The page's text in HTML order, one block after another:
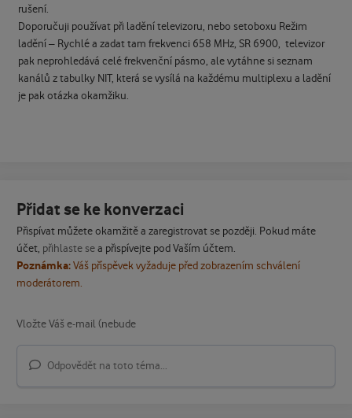
rušení.
Doporučuji používat při ladění televizoru, nebo setoboxu Režim
ladění – Rychlé a zadat tam frekvenci 658 MHz, SR 6900, televizor
pak neprohledává celé frekvenční pásmo, ale vytáhne si seznam
kanálů z tabulky NIT, která se vysílá na každému multiplexu a ladění
je pak otázka okamžiku.
Přidat se ke konverzaci
Přispívat můžete okamžitě a zaregistrovat se později. Pokud máte
účet, přihlaste sea přispívejte pod Vaším účtem.
Poznámka:Váš příspěvek vyžaduje před zobrazením schválení
moderátorem.
Odpovědět na toto téma...